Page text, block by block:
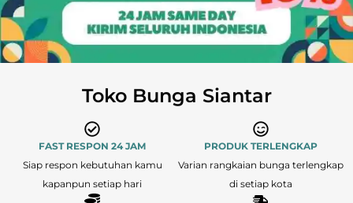
Toko Bunga Siantar
FAST RESPON 24 JAM
Siap respon kebutuhan kamu
kapanpun setiap hari
PRODUK TERLENGKAP
Varian rangkaian bunga terlengkap
di setiap kota